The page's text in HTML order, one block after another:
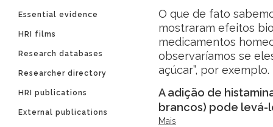
Essential evidence
HRI films
Research databases
Researcher directory
HRI publications
External publications
O que de fato
mostraram efeitos
medicamentos
observaríamos se
açúcar”, por exemplo.
A adição de
brancos) pode levá-
Mais